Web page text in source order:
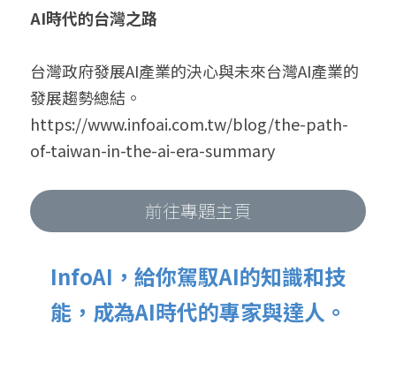
AI時代的台灣之路
台灣政府發展AI產業的決心與未來台灣AI產業的
發展趨勢總結。
https://www.infoai.com.tw/blog/the-path-
of-taiwan-in-the-ai-era-summary
前往專題主頁
InfoAI，給你駕馭AI的知識和技
能，成為AI時代的專家與達人。